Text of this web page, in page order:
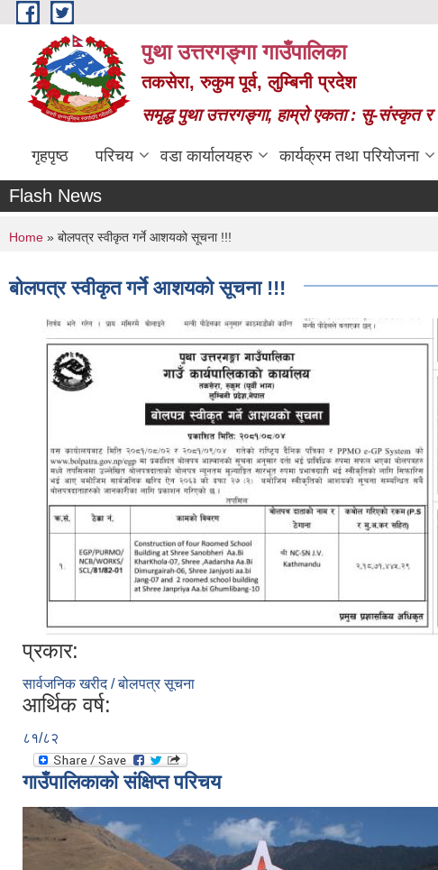
Skip to main content
पुथा उत्तरगङ्गा गाउँपालिका
तकसेरा, रुकुम पूर्व, लुम्बिनी प्रदेश
समृद्ध पुथा उत्तरगङ्गा, हाम्रो एकता : सु-संस्कृत
गृहपृष्ठ परिचय वडा कार्यालयहरु कार्यक्रम तथा परियोजना
Flash News
You are here
Home » बोलपत्र स्वीकृत गर्ने आशयको सूचना !!!
बोलपत्र स्वीकृत गर्ने आशयको सूचना !!!
प्रकार:
सार्वजनिक खरीद / बोलपत्र सूचना
आर्थिक वर्ष:
८१/८२
गाउँपालिकाको संक्षिप्त परिचय